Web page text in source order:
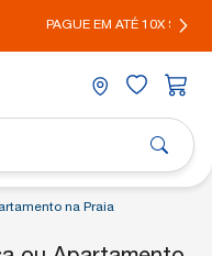
JUROS
na Praia